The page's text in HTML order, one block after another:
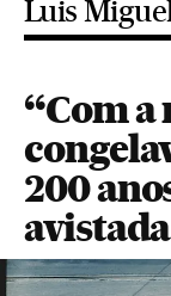
Luis
“Com
200